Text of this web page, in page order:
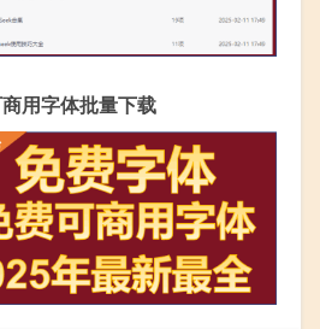
用字体批量下载